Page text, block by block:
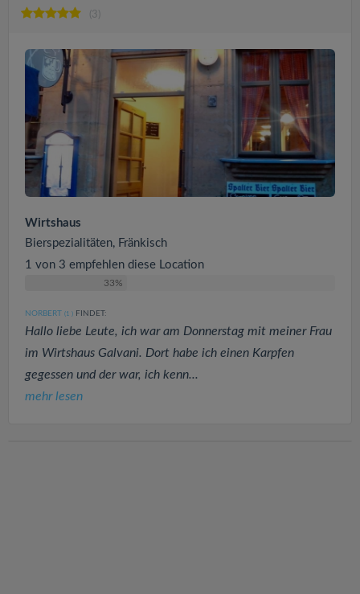
(3)
Wirtshaus
Bierspezialitäten, Fränkisch
1 von 3 empfehlen diese Location
33%
NORBERT (1 ) FINDET:
Hallo liebe Leute, ich war am Donnerstag mit meiner Frau
im Wirtshaus Galvani. Dort habe ich einen Karpfen
gegessen und der war, ich kenn...
mehr lesen